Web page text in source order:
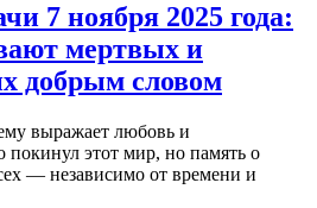
7 ноября 2025 года:
мертвых и
добрым словом
выражает любовь и
покинул этот мир, но память о
— независимо от времени и